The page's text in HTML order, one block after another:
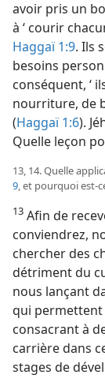
avoir pris un
à ‘ courir
Haggaï 1:9. Ils
besoins
conséquent, ‘
nourriture, de
(Haggaï 1:6).
Quelle leçon
13, 14. Quelle
9, et pourquoi est-​
13 Afin de
conviendrez,
chercher des
détriment du
nous lançant
qui
consacrant à
carrière dans
stages de